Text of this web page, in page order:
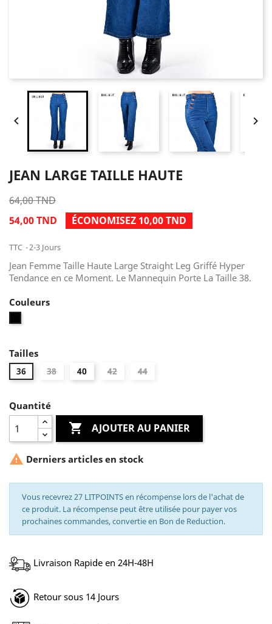
 
JEAN LARGE TAILLE HAUTE
64,00 TND
54,00 TND
ÉCONOMISEZ 10,00 TND
TTC 2-3 Jours
Jean Femme Taille Haute Large Straight Leg Griffé Hyper
Tendance en ce Moment. Le Mannequin Porte La Taille 38.
Couleurs
Tailles
36 38 40 42 44
Quantité
 AJOUTER AU PANIER
 Derniers articles en stock
Vous recevrez 27 LITPOINTS en récompense lors de l'achat de
ce produit. La récompense peut être utilisée pour payer vos
prochaines commandes, convertie en Bon de Reduction.
Livraison Rapide en 24H-48H
Retour sous 14 Jours